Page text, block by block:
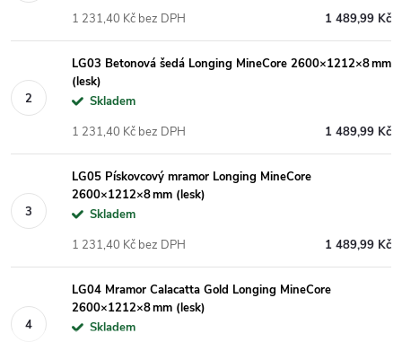
1 489,99 Kč
1 231,40 Kč bez DPH
LG03 Betonová šedá Longing MineCore 2600×1212×8 mm
(lesk)
Skladem
1 489,99 Kč
1 231,40 Kč bez DPH
LG05 Pískovcový mramor Longing MineCore
2600×1212×8 mm (lesk)
Skladem
1 489,99 Kč
1 231,40 Kč bez DPH
LG04 Mramor Calacatta Gold Longing MineCore
2600×1212×8 mm (lesk)
Skladem